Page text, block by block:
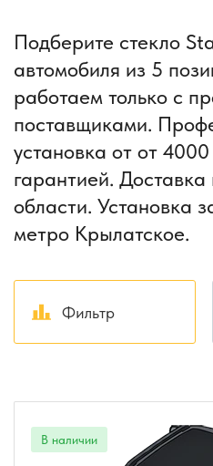
Подберите стекло
автомобиля из 5
работаем только с
поставщиками.
установка от от
гарантией.
области. Установка
метро Крылатское.
Фильтр